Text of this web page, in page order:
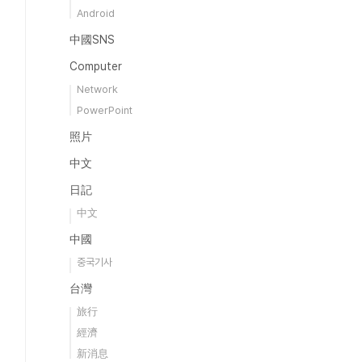
Android
中國SNS
Computer
Network
PowerPoint
照片
中文
日記
中文
中國
중국기사
台灣
旅行
經濟
新消息